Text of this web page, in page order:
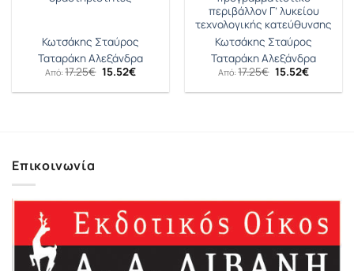
Κωτσάκης Σταύρος
Ταταράκη Αλεξάνδρα
Από:17.25€ Original
price
was:
15.52€Η
τιμή
περιβάλλον Γ’ λυκείου
τεχνολογικής κατεύθυνσης
Κωτσάκης Σταύρος
Ταταράκη Αλεξάνδρα
Από:17.25€ Original
price
was:
15.52€Η
τιμή
Επικοινωνία